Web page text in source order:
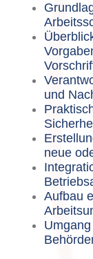
und
neue
Aufbau